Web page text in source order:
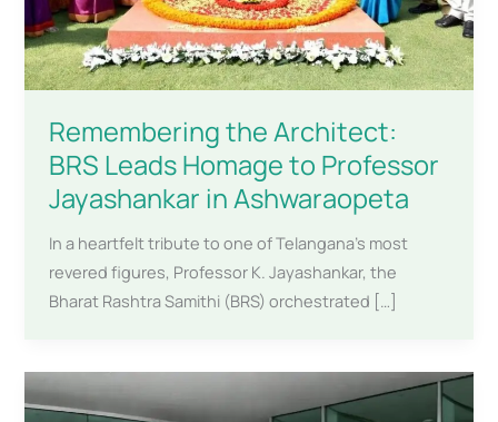
Remembering the Architect:
BRS Leads Homage to Professor
Jayashankar in Ashwaraopeta
In a heartfelt tribute to one of Telangana’s most
revered figures, Professor K. Jayashankar, the
Bharat Rashtra Samithi (BRS) orchestrated […]